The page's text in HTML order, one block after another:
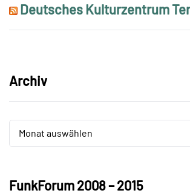
Deutsches Kulturzentrum
Archiv
Archiv
Monat auswählen
Archiv
FunkForum 2008 – 2015